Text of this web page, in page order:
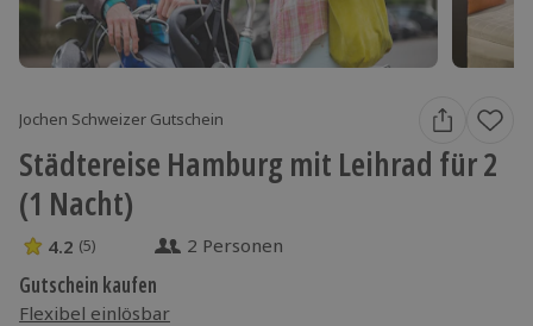
Jochen Schweizer Gutschein
Städtereise Hamburg mit Leihrad für 2
(1 Nacht)
4.2 Sterne von 5 aus 5 Bewertungen
4.2 (5) 2 Personen
Gutschein kaufen
Flexibel einlösbar